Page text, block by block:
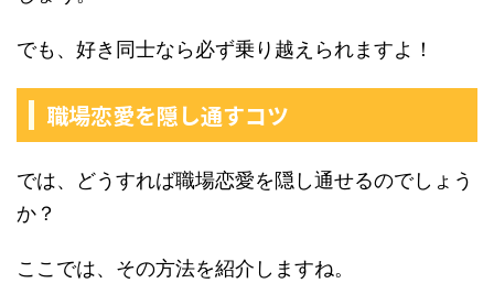
でも、好き同士なら必ず乗り越えられますよ！
職場恋愛を隠し通すコツ
では、どうすれば職場恋愛を隠し通せるのでしょう
か？
ここでは、その方法を紹介しますね。